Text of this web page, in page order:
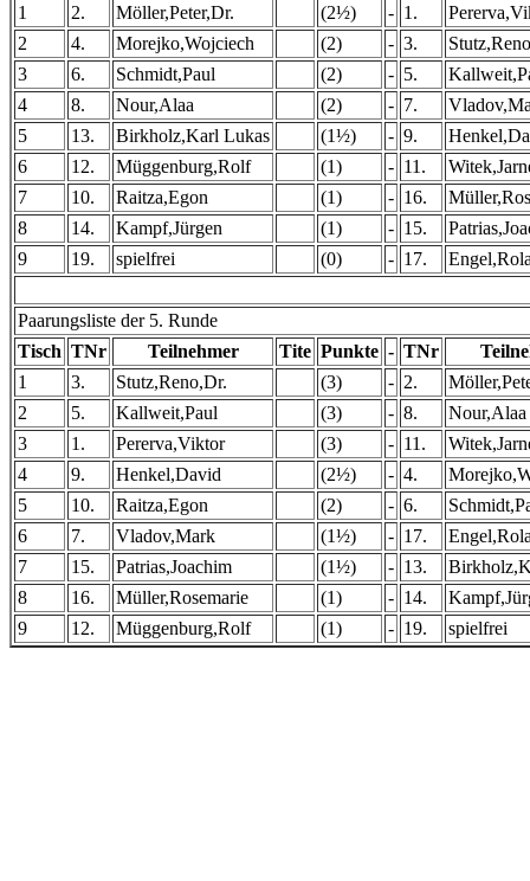
1
2. Möller,Peter,Dr. (2½) - 1.
2
4. Morejko,Wojciech (2) - 3.
3
6. Schmidt,Paul (2) - 5.
4
8. Nour,Alaa (2) - 7.
5
13. Birkholz,Karl Lukas (1½) - 9.
6
12. Müggenburg,Rolf (1) - 11.
7
10. Raitza,Egon (1) - 16.
8
14. Kampf,Jürgen (1) - 15.
9
19. spielfrei (0) - 17.
Paarungsliste der 5. Runde
Tisch TNr Teilnehmer Tite Punkte - TNr
1
3. Stutz,Reno,Dr. (3) - 2.
2
5. Kallweit,Paul (3) - 8.
Nour,Alaa
3
1. Pererva,Viktor (3) - 11.
4
9. Henkel,David (2½) - 4.
5
10. Raitza,Egon (2) - 6.
6
7. Vladov,Mark (1½) - 17.
7
15. Patrias,Joachim (1½) - 13.
8
16. Müller,Rosemarie (1) - 14.
9
12. Müggenburg,Rolf (1) - 19. spielfrei